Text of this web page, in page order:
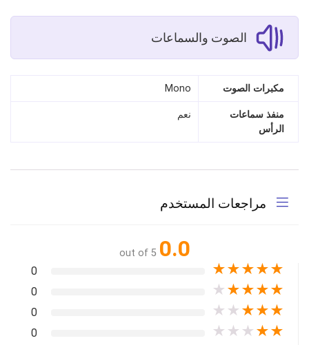
الصوت والسماعات
مكبرات الصوت Mono
منفذ سماعات
الرأس
نعم
مراجعات المستخدم
0.0
out of 5
★
★
★
★
★
0
★
★
★
★
★
0
★
★
★
★
★
0
★
★
★
★
★
0